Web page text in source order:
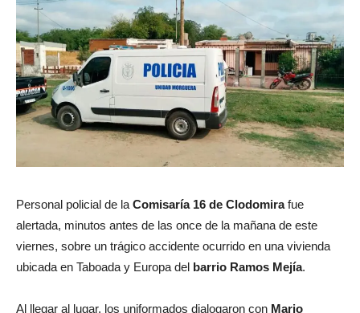
Personal policial de la Comisaría 16 de Clodomirafue
alertada, minutos antes de las once de la mañana de este
viernes, sobre un trágico accidente ocurrido en una vivienda
ubicada en Taboada y Europa del barrio Ramos Mejía.
Al llegar al lugar, los uniformados dialogaron con Mario